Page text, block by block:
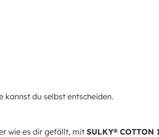
kannst du selbst entscheiden.
wie es dir gefällt, mit SULKY® COTTON